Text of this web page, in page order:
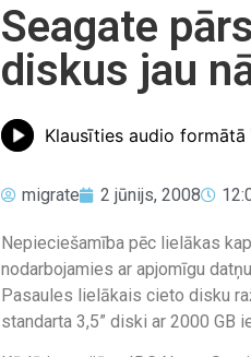
Seagate
diskus jau
Klausīties audio formātā
migrate 2 jūnijs, 2008
Nepieciešamība pēc lielākas
nodarbojamies ar apjomīgu
Pasaules lielākais cieto disku
standarta 3,5” diski ar 2000 GB